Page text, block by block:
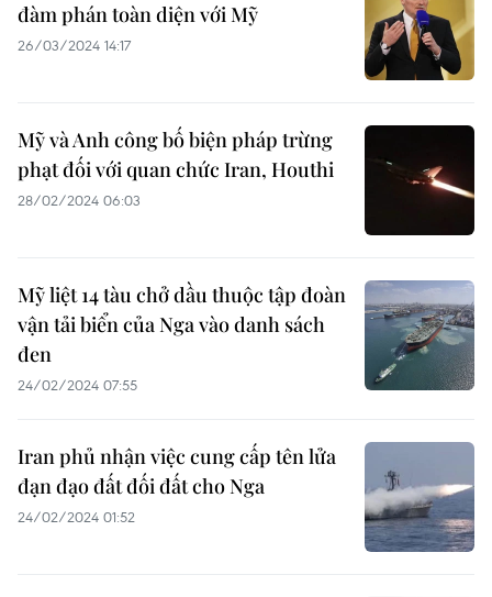
đàm phán toàn diện với Mỹ
26/03/2024 14:17
Mỹ và Anh công bố biện pháp trừng
phạt đối với quan chức Iran, Houthi
28/02/2024 06:03
Mỹ liệt 14 tàu chở dầu thuộc tập đoàn
vận tải biển của Nga vào danh sách
đen
24/02/2024 07:55
Iran phủ nhận việc cung cấp tên lửa
đạn đạo đất đối đất cho Nga
24/02/2024 01:52